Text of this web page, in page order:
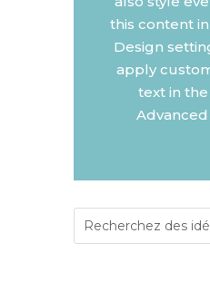
this content
Design
apply
text in